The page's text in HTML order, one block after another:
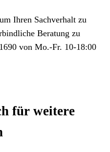
Ihren Sachverhalt zu
Beratung zu
von Mo.-Fr. 10-18:00
für weitere